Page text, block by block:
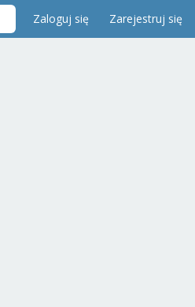
Zaloguj się Zarejestruj się